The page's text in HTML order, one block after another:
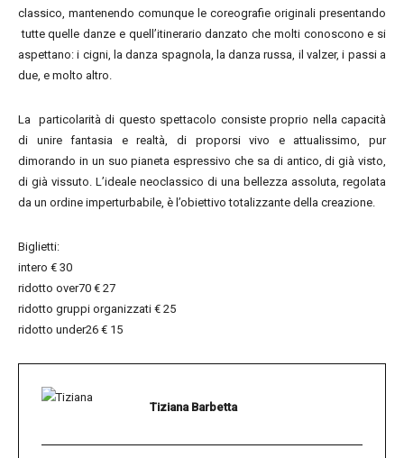
classico, mantenendo comunque le coreografie originali presentando
tutte quelle danze e quell’itinerario danzato che molti conoscono e si
aspettano: i cigni, la danza spagnola, la danza russa, il valzer, i passi a
due, e molto altro.
La particolarità di questo spettacolo consiste proprio nella capacità
di unire fantasia e realtà, di proporsi vivo e attualissimo, pur
dimorando in un suo pianeta espressivo che sa di antico, di già visto,
di già vissuto. L’ideale neoclassico di una bellezza assoluta, regolata
da un ordine imperturbabile, è l’obiettivo totalizzante della creazione.
Biglietti:
intero € 30
ridotto over70 € 27
ridotto gruppi organizzati € 25
ridotto under26 € 15
Tiziana Barbetta